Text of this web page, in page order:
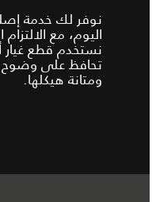
نوفر لك خدمة
اليوم، مع
نستخدم قطع غيار
تحافظ على وضوح
ومتانة هيكلها.